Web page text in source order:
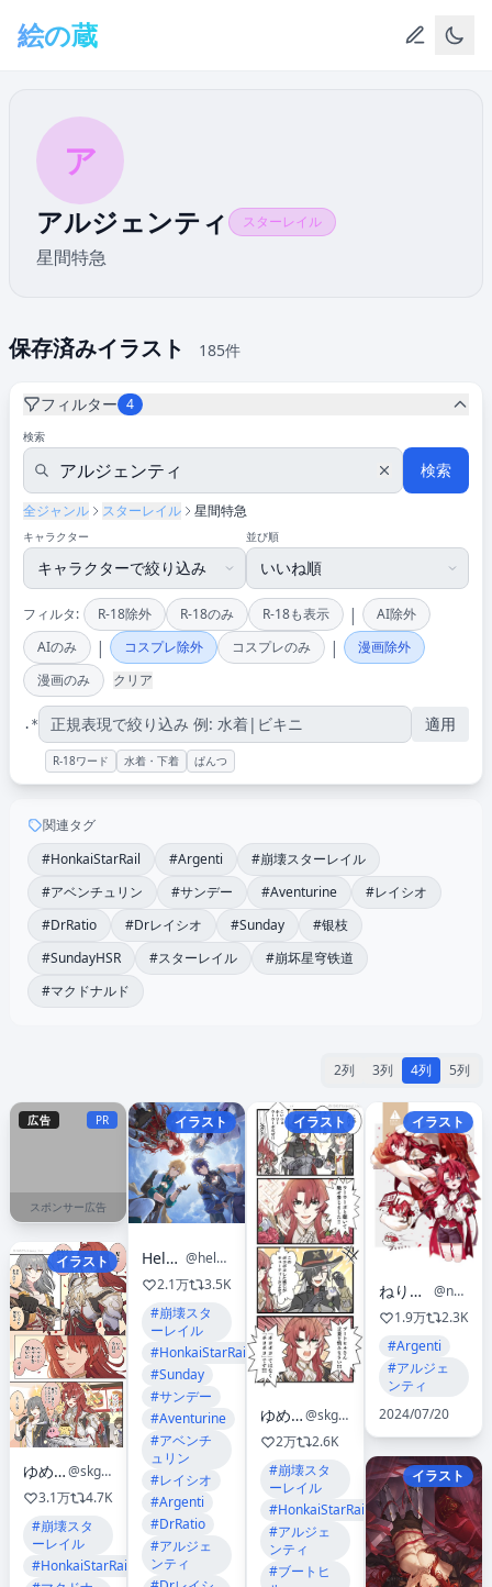
絵の蔵
ア
アルジェンティ スターレイル
星間特急
保存済みイラスト 185件
フィルター 4
検索
検索
全ジャンル スターレイル 星間特急
キャラクター 並び順
フィルタ: R-18除外 R-18のみ R-18も表示 |
AI除外
AIのみ
| コスプレ除外 コスプレのみ |
漫画除外
漫画のみ
クリア
.* 適用
R-18ワード 水着・下着 ぱんつ
関連タグ
#HonkaiStarRail
#Argenti
#崩壊スターレイル
#アベンチュリン
#サンデー #Aventurine
#レイシオ
#DrRatio
#Drレイシオ #Sunday
#银枝
#SundayHSR
#スターレイル
#崩坏星穹铁道
#マクドナルド
2列 3列 4列 5列
広告 PR
スポンサー広告
イラスト
ゆめぎわ
@skgl_thx
3.1万
4.7K
#崩壊スタ
ーレイル
#HonkaiStarRail
イラスト
Helen Zhao
@helen_zzhao
2.1万
3.5K
#崩壊スタ
ーレイル
#HonkaiStarRail
#Sunday
#サンデー
#Aventurine
#アベンチ
ュリン
#レイシオ
#Argenti
#DrRatio
#アルジェ
ンティ
イラスト
ゆめぎわ
@skgl_thx
2万
2.6K
#崩壊スタ
ーレイル
#HonkaiStarRail
#アルジェ
ンティ
#ブートヒ
イラスト
ねり悶🌷依頼受付中
@nerimonmon
1.9万
2.3K
#Argenti
#アルジェ
ンティ
2024/07/20
イラスト